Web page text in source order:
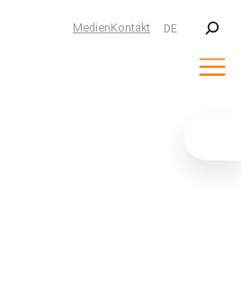
MedienKontakt DE
Suchen